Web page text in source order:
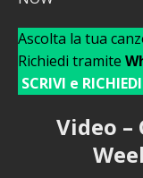
Ascolta la tua
Richiedi tramite
SCRIVI e RICHIEDI
Video –